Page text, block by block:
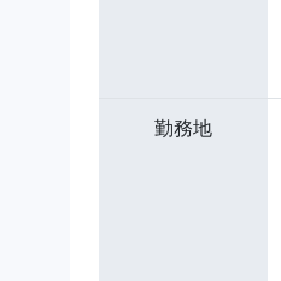
勤務地